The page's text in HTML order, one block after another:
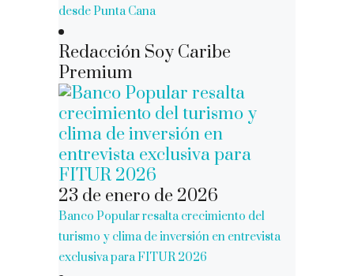
desde Punta Cana
Redacción Soy Caribe
Premium
23 de enero de 2026
Banco Popular resalta crecimiento del
turismo y clima de inversión en entrevista
exclusiva para FITUR 2026